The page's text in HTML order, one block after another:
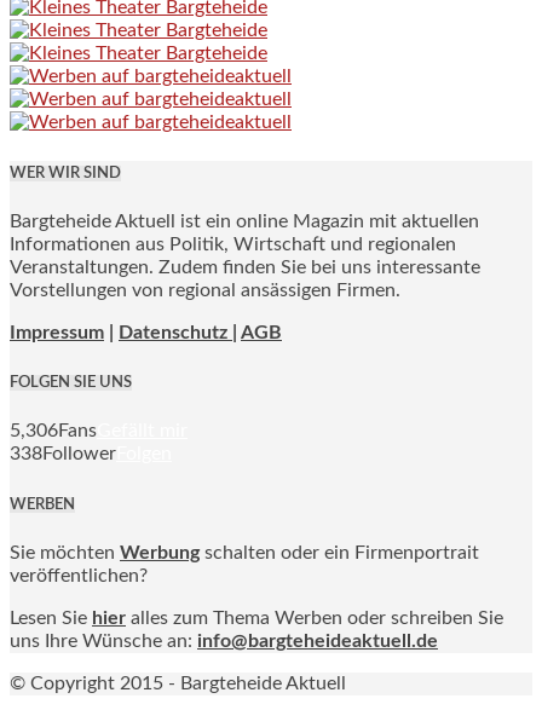
WER WIR SIND
Bargteheide Aktuell ist ein online Magazin mit aktuellen
Informationen aus Politik, Wirtschaft und regionalen
Veranstaltungen. Zudem finden Sie bei uns interessante
Vorstellungen von regional ansässigen Firmen.
Impressum Datenschutz | AGB
FOLGEN SIE UNS
5,306Fans
338Follower
WERBEN
Sie möchten Werbung schalten oder ein Firmenportrait
veröffentlichen?
Lesen Sie hier alles zum Thema Werben oder schreiben Sie
uns Ihre Wünsche an: info@bargteheideaktuell.de
© Copyright 2015 - Bargteheide Aktuell